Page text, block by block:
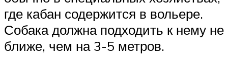
где кабан содержится в вольере.
Собака должна подходить к нему не
ближе, чем на 3-5 метров.